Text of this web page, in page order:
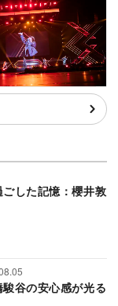
した記憶：櫻井敦
駿谷の安心感が光る